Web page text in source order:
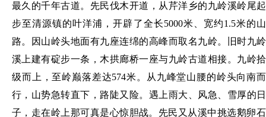
最久的千年古道。先民伐木开道，从芹洋乡的九岭溪岭尾起
步至清源镇的叶洋浦，开辟了全长5000米、宽约1.5米的山
路。因山岭头地面有九座连绵的高峰而取名九岭。旧时九岭
溪上建有碇步一条，木拱廊桥一座与九岭古道相接。九岭拾
级而上，至岭巅落差达574米。从九峰堂山腰的岭头向南而
行，山势急转直下，路陡又险。遇上雨大、风急、雪厚的日
子，走在岭上那可真是心惊胆战。先民又从溪中挑选鹅卵石